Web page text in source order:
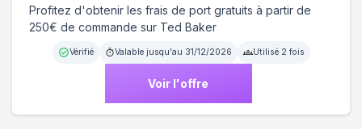
Profitez d'obtenir les frais de port gratuits à partir de
250€ de commande sur Ted Baker
Vérifié Valable jusqu'au 31/12/2026 Utilisé 2 fois
Voir l'offre